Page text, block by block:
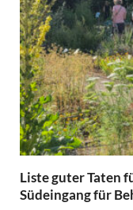
Liste guter Taten
Südeingang für